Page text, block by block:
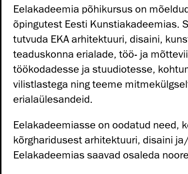
Eelakadeemia põhikursus on
õpingutest Eesti Kunstiakadeemias.
tutvuda EKA arhitektuuri, disaini,
teaduskonna erialade, töö- ja
töökodadesse ja stuudiotesse,
vilistlastega ning teeme
erialaülesandeid.
Eelakadeemiasse on oodatud need,
kõrgharidusest arhitektuuri, disaini
Eelakadeemias saavad osaleda